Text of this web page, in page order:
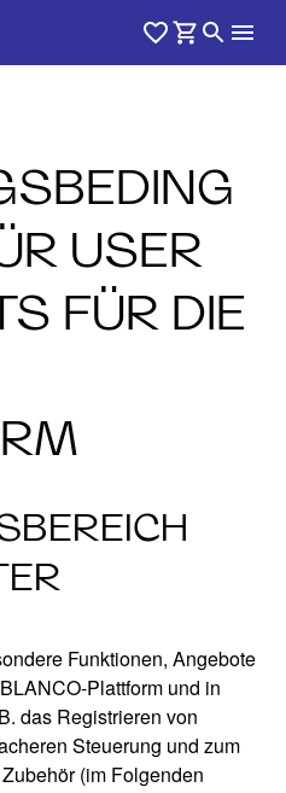
USER
FÜR DIE
Funktionen, Angebote
Plattform und in
das Registrieren von
Steuerung und zum
(im Folgenden